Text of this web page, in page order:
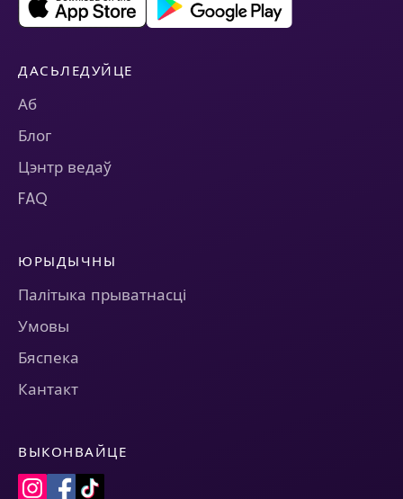
ДАСЬЛЕДУЙЦЕ
Аб
Блог
Цэнтр ведаў
FAQ
ЮРЫДЫЧНЫ
Палітыка прыватнасці
Умовы
Бяспека
Кантакт
ВЫКОНВАЙЦЕ